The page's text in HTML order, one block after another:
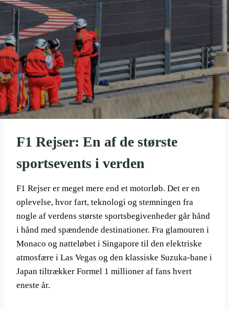
F1 Rejser: En af de største
sportsevents i verden
F1 Rejser er meget mere end et motorløb. Det er en
oplevelse, hvor fart, teknologi og stemningen fra
nogle af verdens største sportsbegivenheder går hånd
i hånd med spændende destinationer. Fra glamouren i
Monaco og natteløbet i Singapore til den elektriske
atmosfære i Las Vegas og den klassiske Suzuka-bane i
Japan tiltrækker Formel 1 millioner af fans hvert
eneste år.